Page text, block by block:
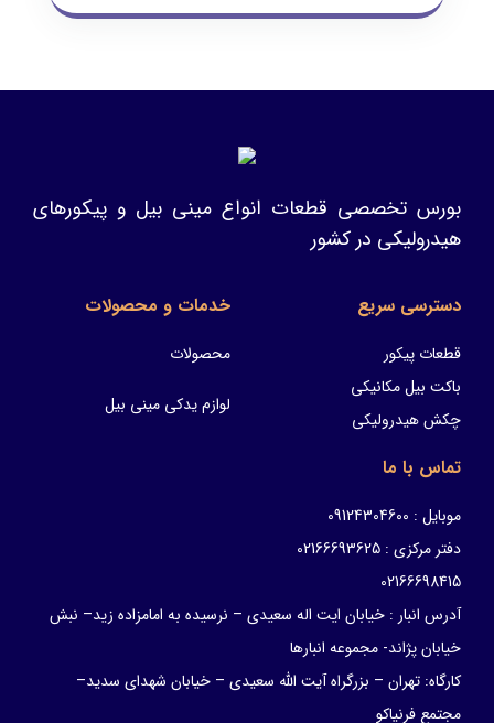
بورس تخصصی قطعات انواع مینی بیل و پیکورهای
هیدرولیکی در کشور
دسترسی سریع
قطعات پیکور
باکت بیل مکانیکی
چکش هیدرولیکی
خدمات و محصولات
محصولات
لوازم یدکی مینی بیل
تماس با ما
موبایل : 09124304600
دفتر مرکزی : 02166693625
02166698415
آدرس انبار : خیابان ایت اله سعیدی – نرسیده به امامزاده زید– نبش
خیابان پژاند- مجموعه انبارها
کارگاه: تهران – بزرگراه آیت الله سعیدی – خیابان شهدای سدید–
مجتمع فرنیاکو